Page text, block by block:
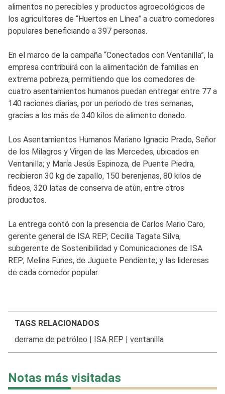
alimentos no perecibles y productos agroecológicos de
los agricultores de “Huertos en Línea” a cuatro comedores
populares beneficiando a 397 personas.
En el marco de la campaña “Conectados con Ventanilla”, la
empresa contribuirá con la alimentación de familias en
extrema pobreza, permitiendo que los comedores de
cuatro asentamientos humanos puedan entregar entre 77 a
140 raciones diarias, por un periodo de tres semanas,
gracias a los más de 340 kilos de alimento donado.
Los Asentamientos Humanos Mariano Ignacio Prado, Señor
de los Milagros y Virgen de las Mercedes, ubicados en
Ventanilla; y María Jesús Espinoza, de Puente Piedra,
recibieron 30 kg de zapallo, 150 berenjenas, 80 kilos de
fideos, 320 latas de conserva de atún, entre otros
productos.
La entrega contó con la presencia de Carlos Mario Caro,
gerente general de ISA REP; Cecilia Tagata Silva,
subgerente de Sostenibilidad y Comunicaciones de ISA
REP; Melina Funes, de Juguete Pendiente; y las lideresas
de cada comedor popular.
TAGS RELACIONADOS
derrame de petróleo
ISA REP ventanilla
Notas más visitadas